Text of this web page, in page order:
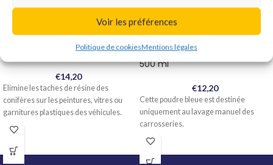
Voir les préférences
Politique de cookiesMentions légales
Belgom – Anti-Résine – 150 ml
€14,20
Elimine les taches de résine des
conifères sur les peintures, vitres ou
garnitures plastiques des véhicules.
Belgom – Poudre de Lavage –
500 ml
€12,20
Cette poudre bleue est destinée
uniquement au lavage manuel des
carrosseries.